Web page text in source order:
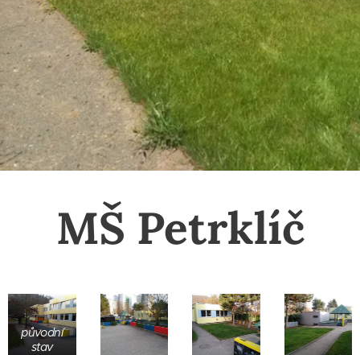
MŠ Petrklíč
původní
stav